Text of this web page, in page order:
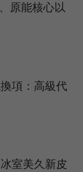
原能核心以
項：高級代
室美久新皮